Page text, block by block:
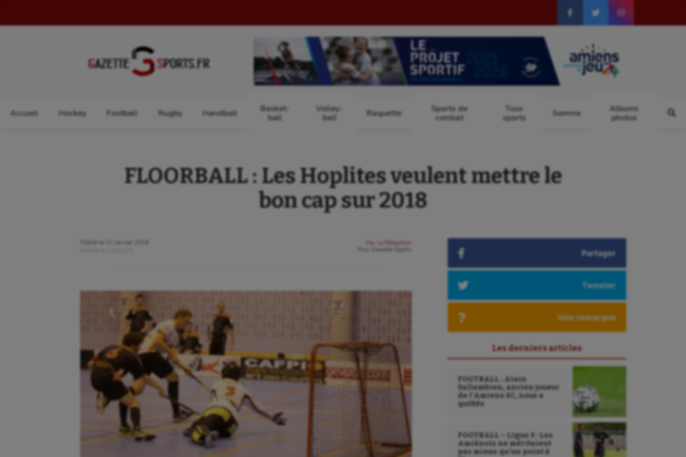
Accueil Hockey Football Rugby Handball
Basket-
ball
Volley-
ball
Raquette
Sports de
combat
Tous
sports
Somme
Albums
photos
FLOORBALL : Les Hoplites veulent mettre le
bon cap sur 2018
Publié le
12 janvier 2018
Par
La Rédaction
Gazette Sports Partager
Tweeter
Une remarque
Les derniers articles
FOOTBALL : Alain
Sallembien, ancien joueur
de l’Amiens SC, nous a
quittés
FOOTBALL – Ligue 3 : Les
Amiénois ne méritaient
pas mieux qu’un point à